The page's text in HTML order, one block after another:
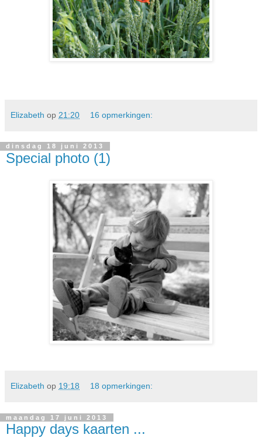
Elizabeth op 21:20 16 opmerkingen:
dinsdag 18 juni 2013
Special photo (1)
Elizabeth op 19:18 18 opmerkingen:
maandag 17 juni 2013
Happy days kaarten ...